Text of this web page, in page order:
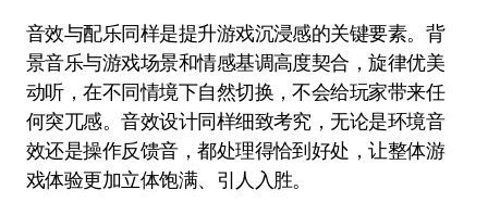
音效与配乐同样是提升游戏沉浸感的关键要素。背
景音乐与游戏场景和情感基调高度契合，旋律优美
动听，在不同情境下自然切换，不会给玩家带来任
何突兀感。音效设计同样细致考究，无论是环境音
效还是操作反馈音，都处理得恰到好处，让整体游
戏体验更加立体饱满、引人入胜。